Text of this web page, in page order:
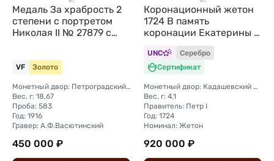
Медаль За храбрость 2
степени с портретом
Николая II № 27879 с
VF Золото
Монетный двор: Петроградский монетный двор
Вес, г: 18,67
Проба: 583
Год: 1916
Гравер: А.Ф.Васютинский
450 000 ₽
Коронационный жетон
1724 В память
коронации Екатерины I
W БОГА серебро,
новодел
UNC
Серебро
Сертификат
Монетный двор: Кадашевский монетный двор (Москва)
Вес, г: 4,1
Правитель: Петр I
Год: 1724
Номинал: Жетон
920 000 ₽